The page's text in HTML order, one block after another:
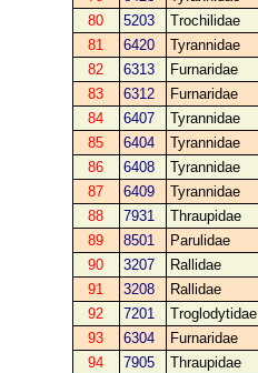
80
5203 Trochilidae
81
6420 Tyrannidae
82
6313 Furnaridae
83
6312 Furnaridae
84
6407 Tyrannidae
85
6404 Tyrannidae
86
6408 Tyrannidae
87
6409 Tyrannidae
88
7931 Thraupidae
89
8501 Parulidae
90
3207 Rallidae
91
3208 Rallidae
92
7201 Troglodytidae
93
6304 Furnaridae
94
7905 Thraupidae